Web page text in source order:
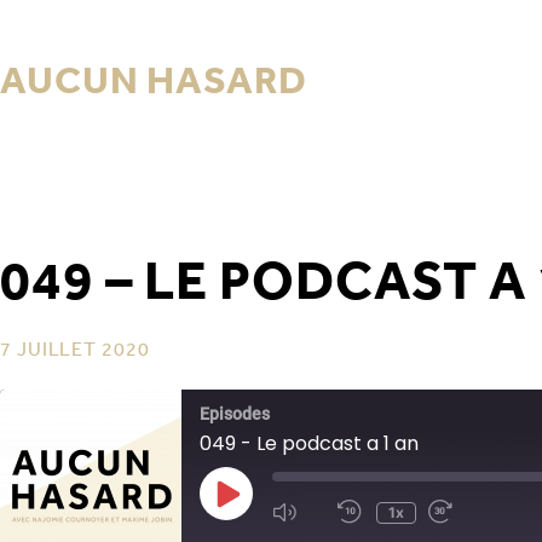
AUCUN HASARD
049 – LE PODCAST A
7 JUILLET 2020
Episodes
049 - Le podcast a 1 an
1x